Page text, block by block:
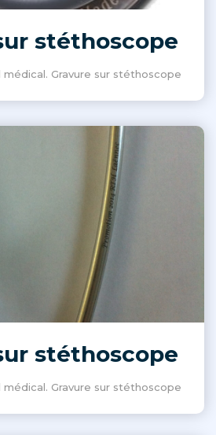
stéthoscope
médical. Gravure sur stéthoscope
stéthoscope
médical. Gravure sur stéthoscope